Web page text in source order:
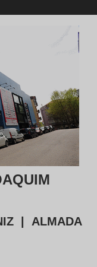
ALMADA